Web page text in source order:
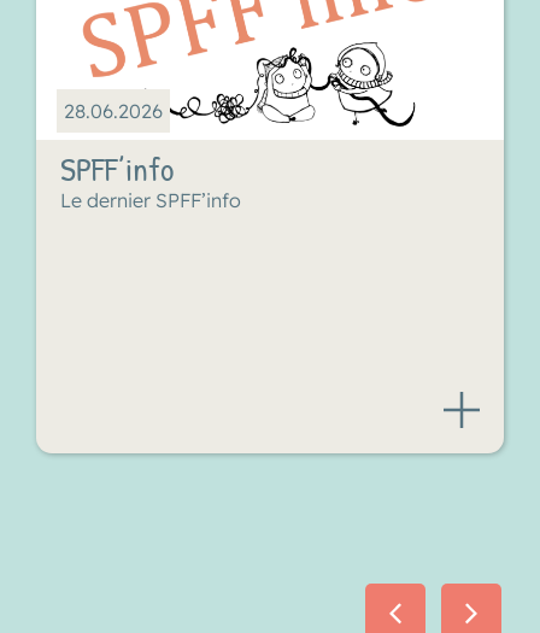
28.06.2026
SPFF’info
Le dernier SPFF’info